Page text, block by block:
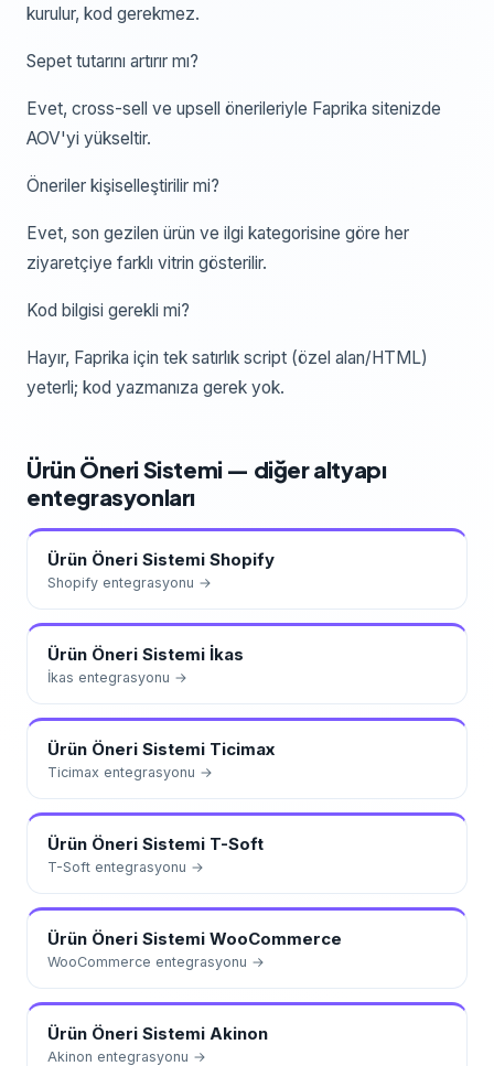
kurulur, kod gerekmez.
Sepet tutarını artırır mı?
Evet, cross-sell ve upsell önerileriyle Faprika sitenizde
AOV'yi yükseltir.
Öneriler kişiselleştirilir mi?
Evet, son gezilen ürün ve ilgi kategorisine göre her
ziyaretçiye farklı vitrin gösterilir.
Kod bilgisi gerekli mi?
Hayır, Faprika için tek satırlık script (özel alan/HTML)
yeterli; kod yazmanıza gerek yok.
Ürün Öneri Sistemi — diğer altyapı
entegrasyonları
Ürün Öneri Sistemi Shopify
Shopify entegrasyonu →
Ürün Öneri Sistemi İkas
İkas entegrasyonu →
Ürün Öneri Sistemi Ticimax
Ticimax entegrasyonu →
Ürün Öneri Sistemi T-Soft
T-Soft entegrasyonu →
Ürün Öneri Sistemi WooCommerce
WooCommerce entegrasyonu →
Ürün Öneri Sistemi Akinon
Akinon entegrasyonu →